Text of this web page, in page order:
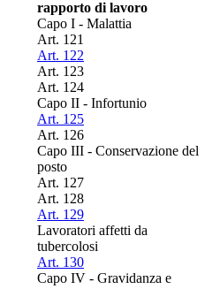
rapporto di lavoro
Capo I - Malattia
Art. 121
Art. 122
Art. 123
Art. 124
Capo II - Infortunio
Art. 125
Art. 126
Capo III - Conservazione del
posto
Art. 127
Art. 128
Art. 129
Lavoratori affetti da
tubercolosi
Art. 130
Capo IV - Gravidanza e